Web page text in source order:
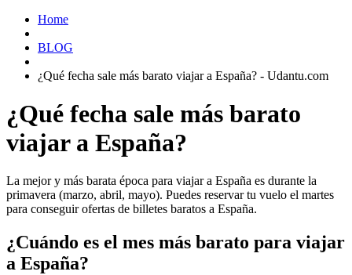
Home
BLOG
¿Qué fecha sale más barato viajar a España? - Udantu.com
¿Qué fecha sale más barato
viajar a España?
La mejor y más barata época para viajar a España es durante la
primavera (marzo, abril, mayo). Puedes reservar tu vuelo el martes
para conseguir ofertas de billetes baratos a España.
¿Cuándo es el mes más barato para viajar
a España?